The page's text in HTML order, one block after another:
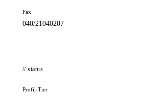
Fax
040/21040207
// status
Profil-Tier